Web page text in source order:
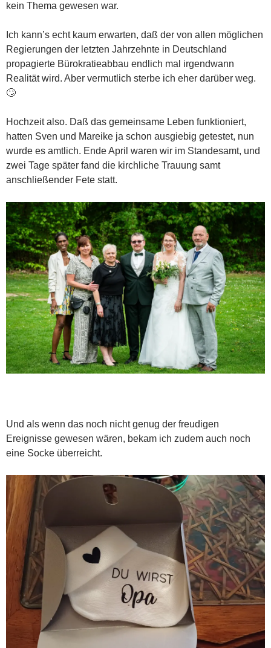
kein Thema gewesen war.
Ich kann’s echt kaum erwarten, daß der von allen möglichen
Regierungen der letzten Jahrzehnte in Deutschland
propagierte Bürokratieabbau endlich mal irgendwann
Realität wird. Aber vermutlich sterbe ich eher darüber weg.
🙄
Hochzeit also. Daß das gemeinsame Leben funktioniert,
hatten Sven und Mareike ja schon ausgiebig getestet, nun
wurde es amtlich. Ende April waren wir im Standesamt, und
zwei Tage später fand die kirchliche Trauung samt
anschließender Fete statt.
Und als wenn das noch nicht genug der freudigen
Ereignisse gewesen wären, bekam ich zudem auch noch
eine Socke überreicht.